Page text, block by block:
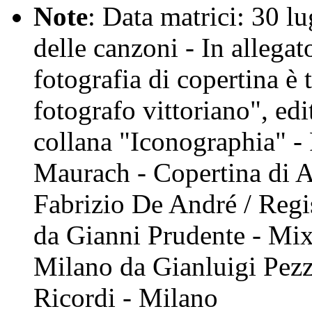
Note: Data matrici: 30
delle canzoni - In
fotografia di copertina
fotografo vittoriano",
collana "Iconographia"
Maurach - Copertina di
Fabrizio De André /
da Gianni Prudente -
Milano da Gianluigi
Ricordi - Milano